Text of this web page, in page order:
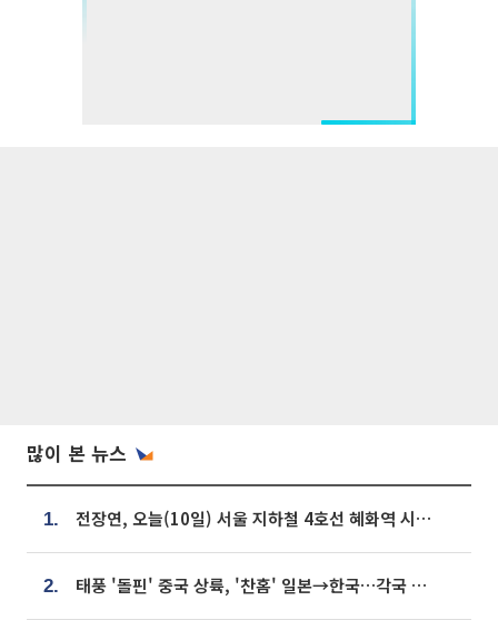
많이 본 뉴스
1. 전장연, 오늘(10일) 서울 지하철 4호선 혜화역 시위…1호선 용산역 무정차
2. 태풍 '돌핀' 중국 상륙, '찬홈' 일본→한국…각국 기상청 예상 경로는?